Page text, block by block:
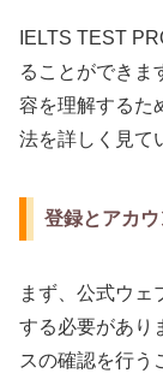
IELTS TEST
ることができま
容を理解するた
法を詳しく見て
登録とアカ
まず、公式ウェ
する必要があり
スの確認を行う